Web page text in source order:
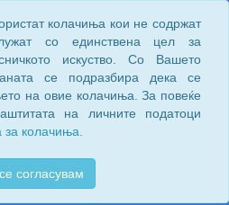
колачиња кои не содржат
со единствена цел за
искуство. Со Вашето
се подразбира дека се
на овие колачиња. За повеќе
на личните податоци
за колачиња.
согласувам